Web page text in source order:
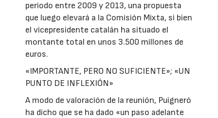
periodo entre 2009 y 2013, una propuesta
que luego elevará a la Comisión Mixta, si bien
el vicepresidente catalán ha situado el
montante total en unos 3.500 millones de
euros.
«IMPORTANTE, PERO NO SUFICIENTE»; «UN
PUNTO DE INFLEXIÓN»
A modo de valoración de la reunión, Puigneró
ha dicho que se ha dado «un paso adelante